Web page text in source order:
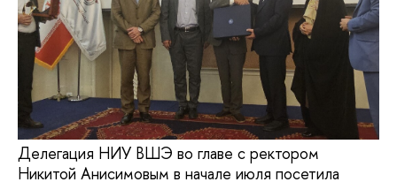
Делегация НИУ ВШЭ во главе с ректором
Никитой Анисимовым в начале июля посетила